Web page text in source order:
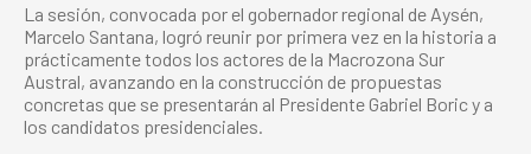
La sesión, convocada por el gobernador regional de Aysén,
Marcelo Santana, logró reunir por primera vez en la historia a
prácticamente todos los actores de la Macrozona Sur
Austral, avanzando en la construcción de propuestas
concretas que se presentarán al Presidente Gabriel Boric y a
los candidatos presidenciales.